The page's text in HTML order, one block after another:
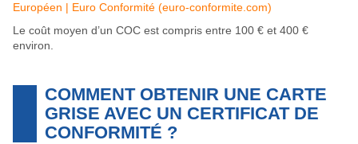
Européen | Euro Conformité (euro-conformite.com)
Le coût moyen d’un COC est compris entre 100 € et 400 €
environ.
COMMENT OBTENIR UNE CARTE
GRISE AVEC UN CERTIFICAT DE
CONFORMITÉ ?